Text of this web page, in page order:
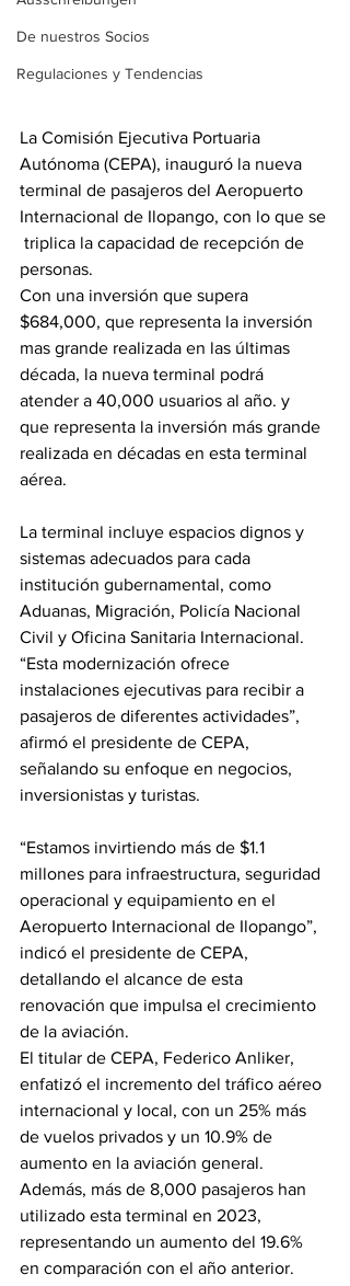
De nuestros Socios
Regulaciones y Tendencias
La Comisión Ejecutiva Portuaria
Autónoma (CEPA), inauguró la nueva
terminal de pasajeros del Aeropuerto
Internacional de Ilopango, con lo que se
triplica la capacidad de recepción de
personas.
Con una inversión que supera
$684,000, que representa la inversión
mas grande realizada en las últimas
década, la nueva terminal podrá
atender a 40,000 usuarios al año. y
que representa la inversión más grande
realizada en décadas en esta terminal
aérea.
La terminal incluye espacios dignos y
sistemas adecuados para cada
institución gubernamental, como
Aduanas, Migración, Policía Nacional
Civil y Oficina Sanitaria Internacional.
“Esta modernización ofrece
instalaciones ejecutivas para recibir a
pasajeros de diferentes actividades”,
afirmó el presidente de CEPA,
señalando su enfoque en negocios,
inversionistas y turistas.
“Estamos invirtiendo más de $1.1
millones para infraestructura, seguridad
operacional y equipamiento en el
Aeropuerto Internacional de Ilopango”,
indicó el presidente de CEPA,
detallando el alcance de esta
renovación que impulsa el crecimiento
de la aviación.
El titular de CEPA, Federico Anliker,
enfatizó el incremento del tráfico aéreo
internacional y local, con un 25% más
de vuelos privados y un 10.9% de
aumento en la aviación general.
Además, más de 8,000 pasajeros han
utilizado esta terminal en 2023,
representando un aumento del 19.6%
en comparación con el año anterior.